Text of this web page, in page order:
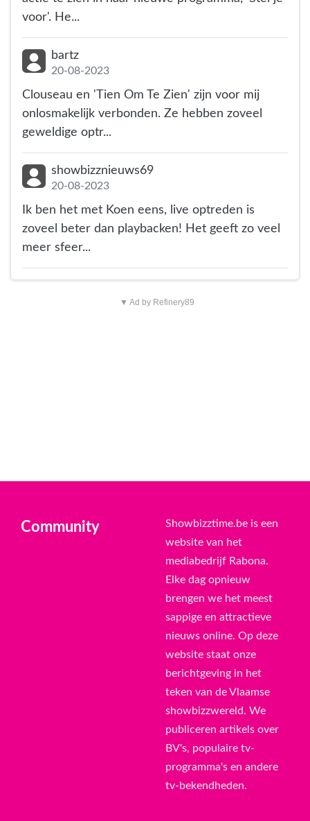
voor'. He...
bartz
20-08-2023
Clouseau en 'Tien Om Te Zien' zijn voor mij
onlosmakelijk verbonden. Ze hebben zoveel
geweldige optr...
showbizznieuws69
20-08-2023
Ik ben het met Koen eens, live optreden is
zoveel beter dan playbacken! Het geeft zo veel
meer sfeer...
▼ Ad by Refinery89
Community
Showbizztime.be is een
website van het
mediabedrijf Rabona.
Elke dag opnieuw
brengen we het meest
sappige en attractieve
nieuws online. Op deze
website staat onze
berichtgeving in het
teken van de Vlaamse
showbizzwereld. We
publiceren artikels over
BV's, populaire tv-
programma's en andere
tv-bekendheden.